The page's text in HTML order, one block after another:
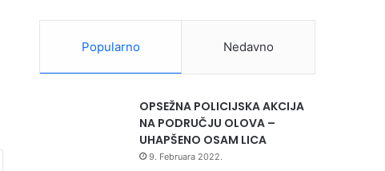
Popularno Nedavno
OPSEŽNA POLICIJSKA AKCIJA
NA PODRUČJU OLOVA –
UHAPŠENO OSAM LICA
9. Februara 2022.